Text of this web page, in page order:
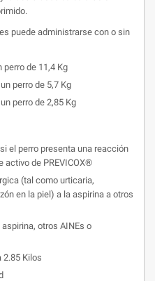
puede administrarse con o sin
de 11,4 Kg
perro de 5,7 Kg
perro de 2,85 Kg
el perro presenta una reacción
activo de PREVICOX®
(tal como urticaria,
en la piel) a la aspirina a otros
otros AINEs o
2.85 Kilos